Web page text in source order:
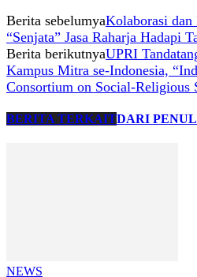
Berita sebelumyaKolaborasi
“Senjata” Jasa Raharja Hadapi
Berita berikutnyaUPRI
Kampus Mitra se-Indonesia,
Consortium on Social-Religious
BERITA TERKAITDARI
NEWS